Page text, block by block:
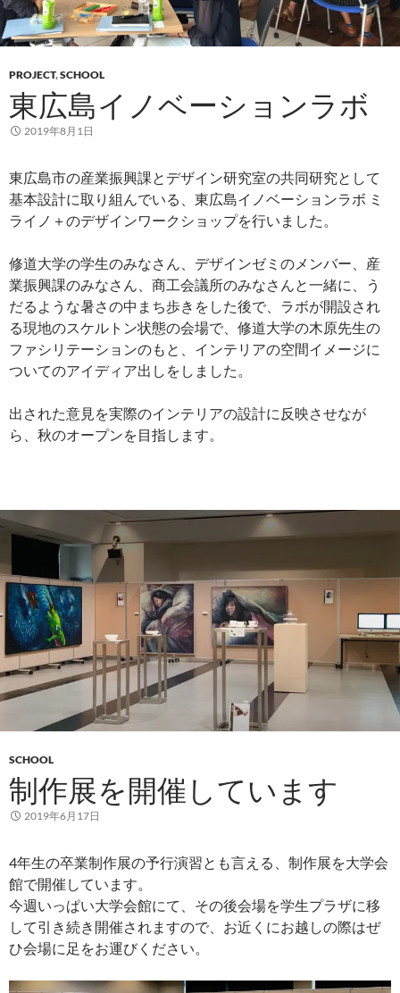
PROJECT,SCHOOL
東広島イノベーションラボ
2019年8月1日
東広島市の産業振興課とデザイン研究室の共同研究として
基本設計に取り組んでいる、東広島イノベーションラボ ミ
ライノ＋のデザインワークショップを行いました。
修道大学の学生のみなさん、デザインゼミのメンバー、産
業振興課のみなさん、商工会議所のみなさんと一緒に、う
だるような暑さの中まち歩きをした後で、ラボが開設され
る現地のスケルトン状態の会場で、修道大学の木原先生の
ファシリテーションのもと、インテリアの空間イメージに
ついてのアイディア出しをしました。
出された意見を実際のインテリアの設計に反映させなが
ら、秋のオープンを目指します。
SCHOOL
制作展を開催しています
2019年6月17日
4年生の卒業制作展の予行演習とも言える、制作展を大学会
館で開催しています。
今週いっぱい大学会館にて、その後会場を学生プラザに移
して引き続き開催されますので、お近くにお越しの際はぜ
ひ会場に足をお運びください。